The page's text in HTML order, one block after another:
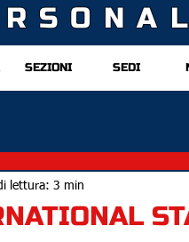
lettura: 3 min
SEZIONI SEDI